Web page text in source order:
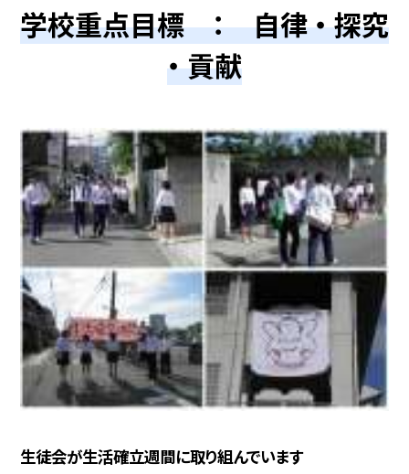
学校重点目標 ： 自律 ・ 探究
・ 貢献
生徒会が生活確立週間に取り組んでいます